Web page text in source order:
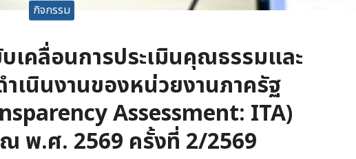
กิจกรรม
เคลื่อนการประเมินคุณธรรมและ
ำเนินงานของหน่วยงานภาครัฐ
Assessment: ITA)
ณ พ.ศ. 2569 ครั้งที่ 2/2569